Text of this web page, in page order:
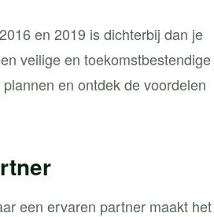
en 2019 is dichterbij dan je
veilige en toekomstbestendige
en ontdek de voordelen
een ervaren partner maakt het